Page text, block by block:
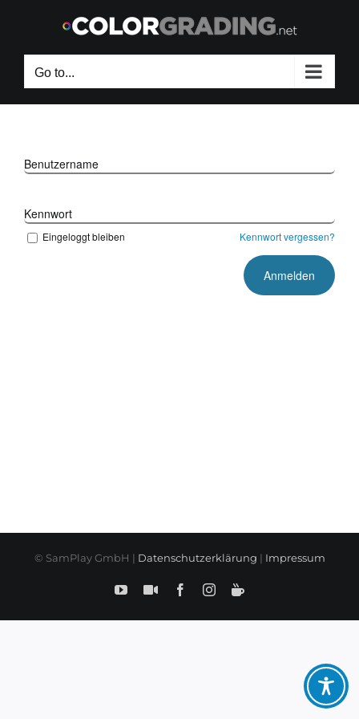
content
Go to...
Benutzername
Kennwort
Eingeloggt bleiben Kennwort vergessen?
© SamPlay GmbH | Datenschutzerklärung | Impressum
YouTubeSamPlayFacebookInstagramBuyMeCoffe